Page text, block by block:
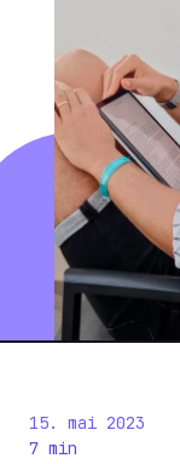
15. mai 2023
7 min